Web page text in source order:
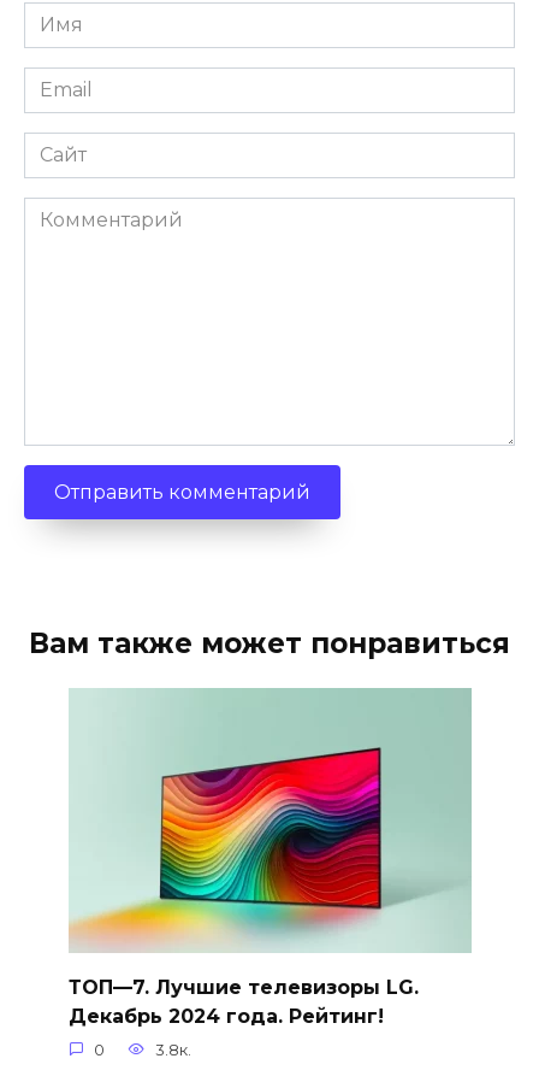
Имя
Email
Сайт
Комментарий
Вам также может понравиться
ТОП—7. Лучшие телевизоры LG.
Декабрь 2024 года. Рейтинг!
0 3.8к.